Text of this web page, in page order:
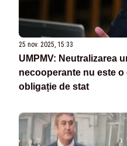
25 nov. 2025, 15:33
UMPMV: Neutralizarea
necooperante nu este
obligație de stat